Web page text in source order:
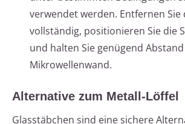
verwendet werden. Entfernen Sie
vollständig, positionieren Sie die
und halten Sie genügend
Mikrowellenwand.
Alternative zum Metall-Löffel
Glasstäbchen sind eine sichere